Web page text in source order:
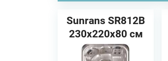
Sunrans SR812B
230х220х80 см
Спа бассейн